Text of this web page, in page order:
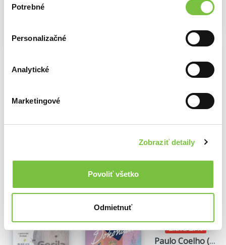
cookies.
súhlasu
Potrebné
Personalizačné
Analytické
Marketingové
Zobraziť detaily
Povoliť všetko
Odmietnuť
Nathan Ballingrud
Portrét umělce v jinošských letech
James Joyce
10,40€
Zľava 27%
Paulo Coelho (darčekový box)